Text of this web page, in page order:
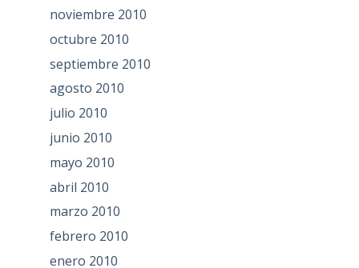
noviembre 2010
octubre 2010
septiembre 2010
agosto 2010
julio 2010
junio 2010
mayo 2010
abril 2010
marzo 2010
febrero 2010
enero 2010